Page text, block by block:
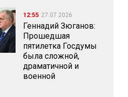
12:55 27.07.2026
Геннадий Зюганов:
Прошедшая
пятилетка Госдумы
была сложной,
драматичной и
военной